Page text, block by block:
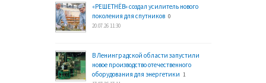
«РЕШЕТНЁВ» создал усилитель нового
поколения для спутников 0
20.07.26 11:30
В Ленинградской области запустили
новое производство отечественного
оборудования для энергетики 1